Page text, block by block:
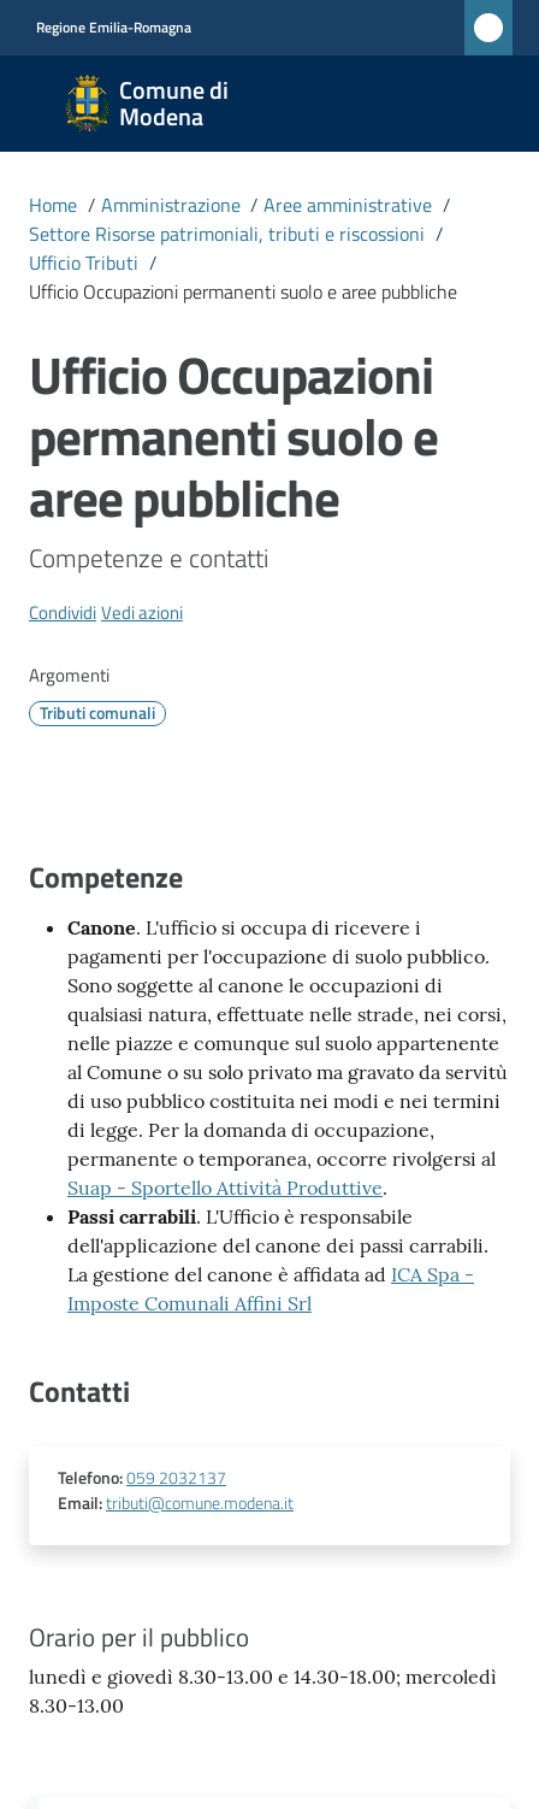
Regione Emilia-Romagna
Comune di
Modena
Comune
di
Modena
CIVICA
MONET
Menu selezionato
Vivere
Modena
Argomenti
Home / Amministrazione / Aree amministrative /
Settore Risorse patrimoniali, tributi e riscossioni /
Ufficio Tributi /
Ufficio Occupazioni permanenti suolo e aree pubbliche
Salta al contenuto
Ufficio Occupazioni
permanenti suolo e
aree pubbliche
Competenze e contatti
CondividiVedi azioni
Argomenti
Tributi comunali
Competenze
Canone. L'ufficio si occupa di ricevere i
pagamenti per l'occupazione di suolo pubblico.
Sono soggette al canone le occupazioni di
qualsiasi natura, effettuate nelle strade, nei corsi,
nelle piazze e comunque sul suolo appartenente
al Comune o su solo privato ma gravato da servitù
di uso pubblico costituita nei modi e nei termini
di legge. Per la domanda di occupazione,
permanente o temporanea, occorre rivolgersi al
Suap - Sportello Attività Produttive.
Passi carrabili. L'Ufficio è responsabile
dell'applicazione del canone dei passi carrabili.
La gestione del canone è affidata ad ICA Spa -
Imposte Comunali Affini Srl
Contatti
Telefono:059 2032137
Email:tributi@comune.modena.it
Orario per il pubblico
lunedì e giovedì 8.30-13.00 e 14.30-18.00; mercoledì
8.30-13.00